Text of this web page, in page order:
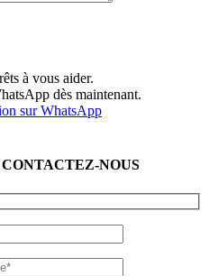
à vous aider.
dès maintenant.
sur WhatsApp
NOUS